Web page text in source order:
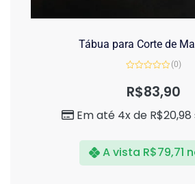
Tábua para Corte de
de
(0)
R$83,90
Em até 4x de R$20,98
A vista R$79,71